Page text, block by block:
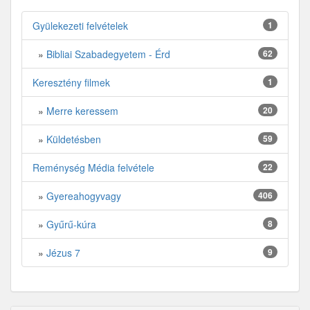
1
Gyülekezeti felvételek
62
» Bibliai Szabadegyetem - Érd
1
Keresztény filmek
20
» Merre keressem
59
» Küldetésben
22
Reménység Média felvétele
406
» Gyereahogyvagy
8
» Gyűrű-kúra
9
» Jézus 7